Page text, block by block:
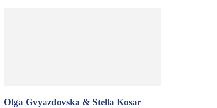
Olga Gvyazdovska & Stella Kosar